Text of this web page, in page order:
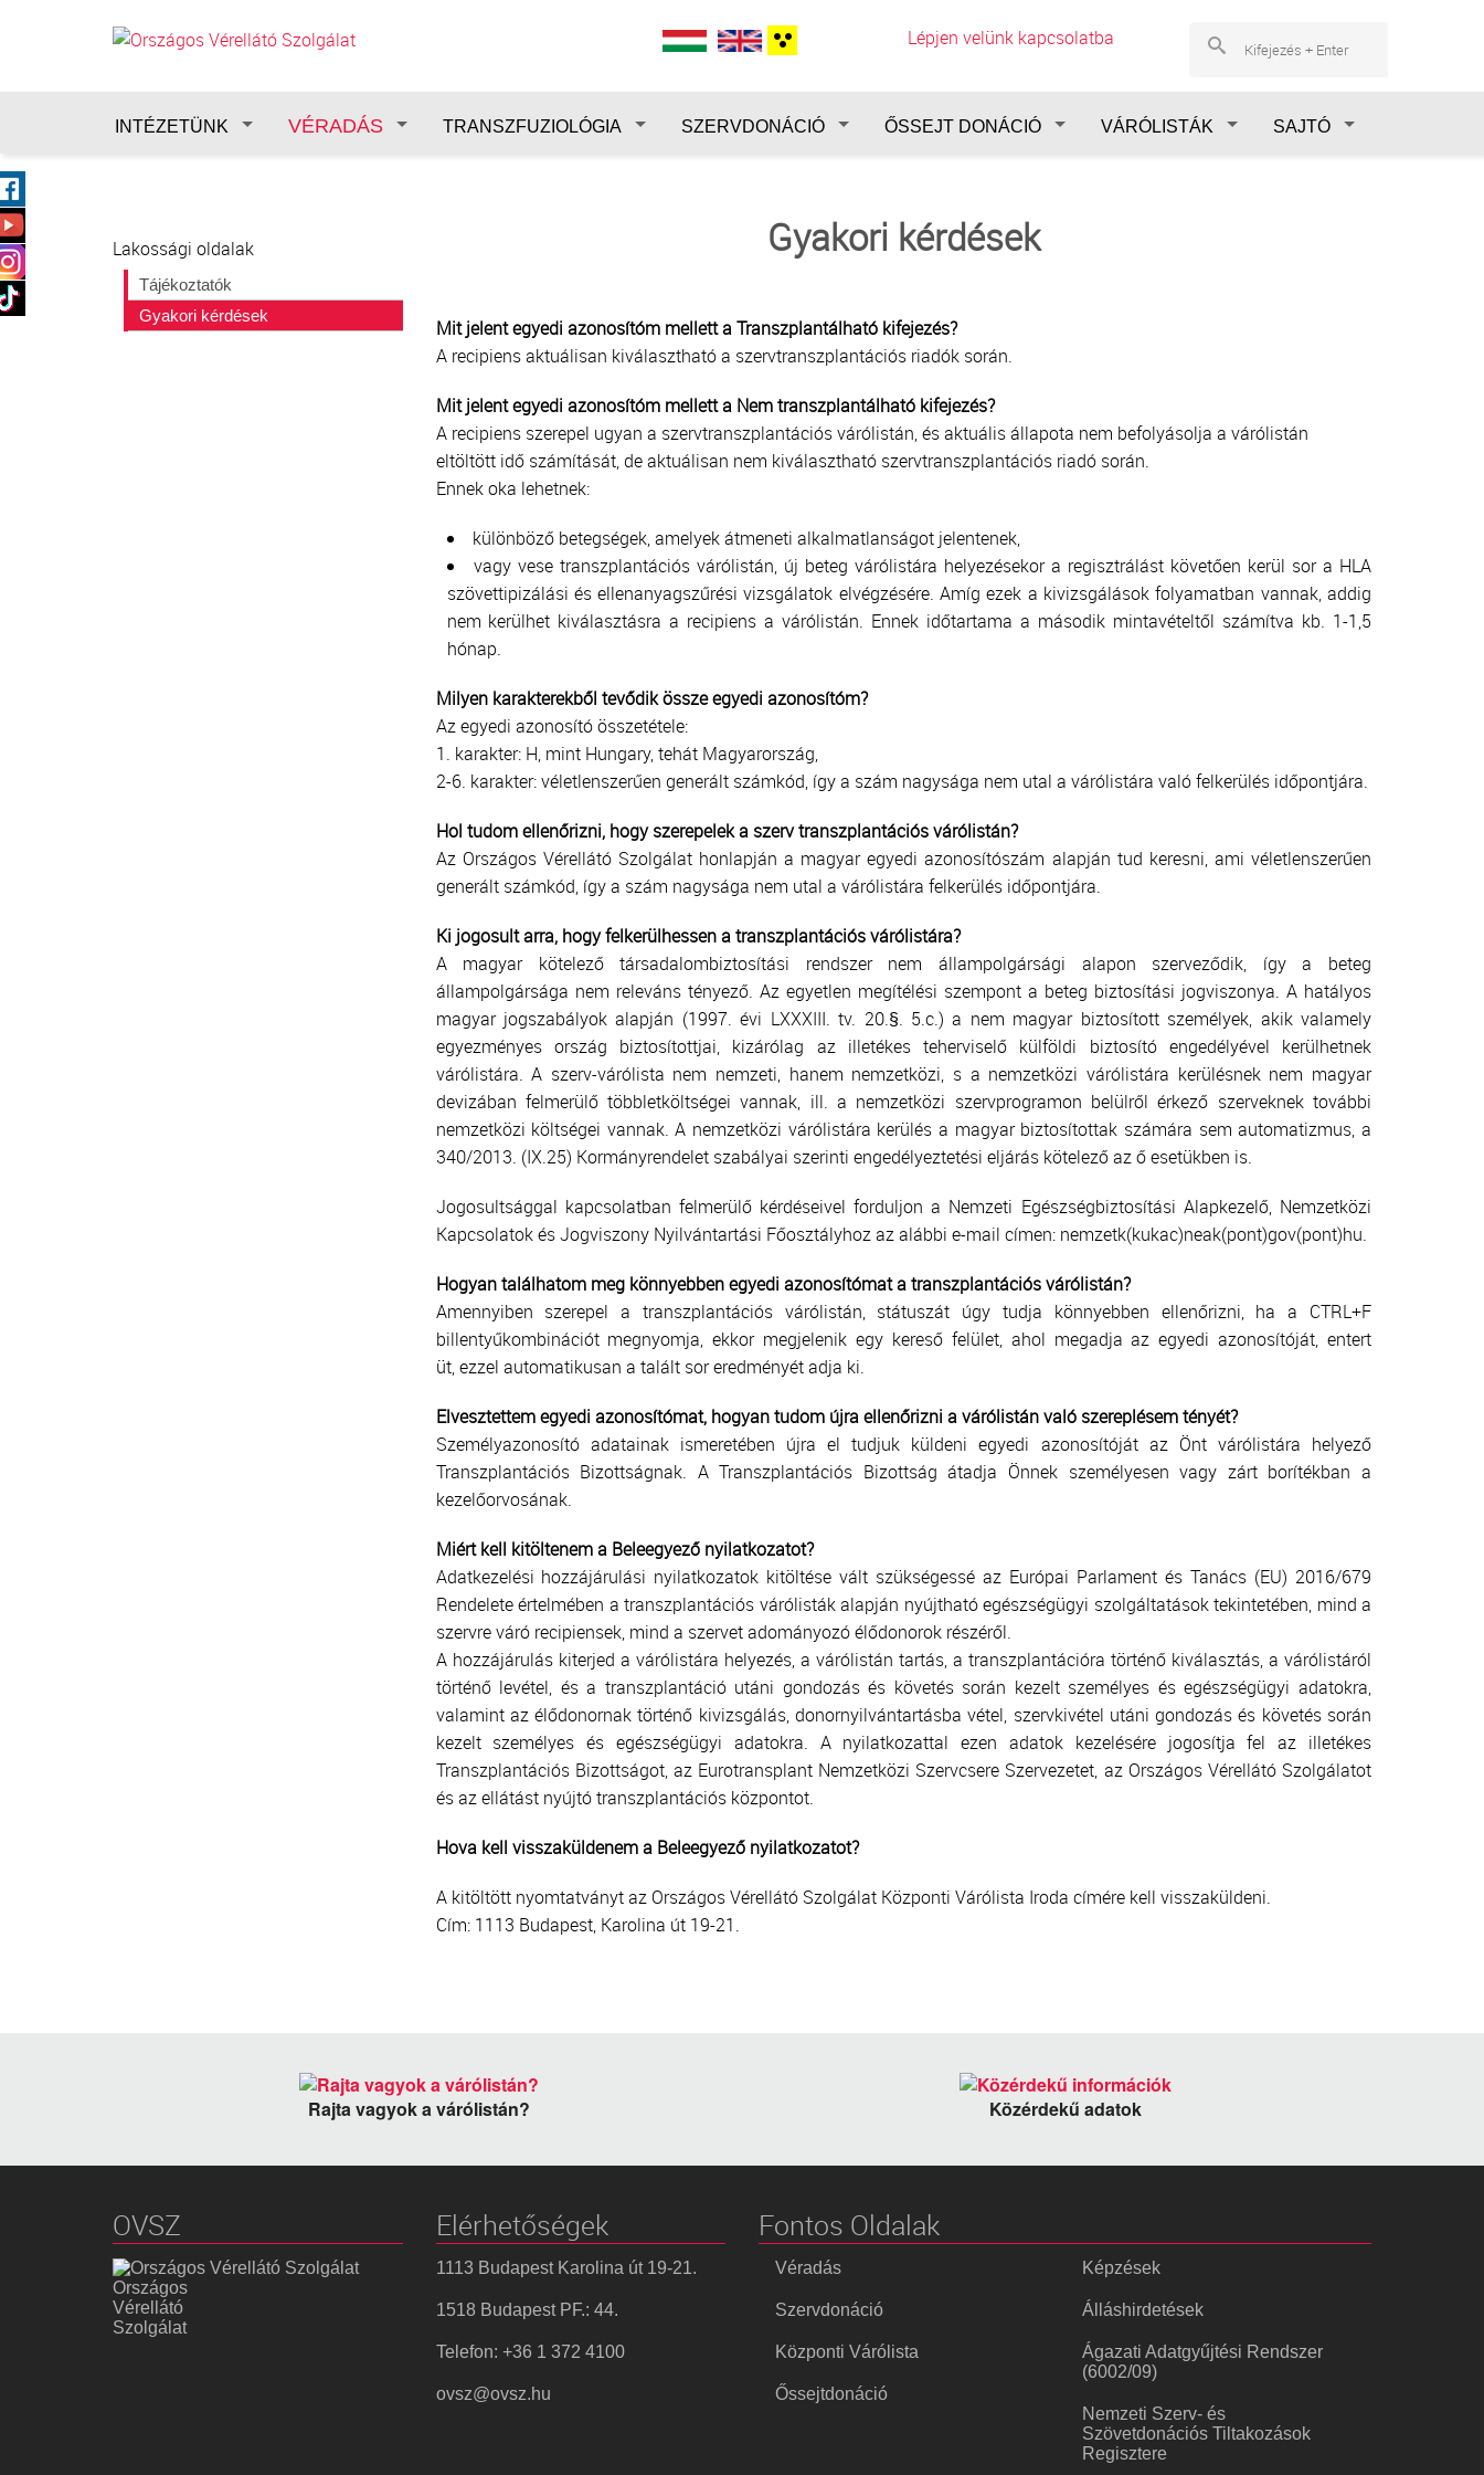
Lépjen velünk kapcsolatba
INTÉZETÜNK VÉRADÁS TRANSZFUZIOLÓGIA SZERVDONÁCIÓ ŐSSEJT DONÁCIÓ VÁRÓLISTÁK SAJTÓ
Gyakori kérdések
Mit jelent egyedi azonosítóm mellett a Transzplantálható kifejezés?
A recipiens aktuálisan kiválasztható a szervtranszplantációs riadók során.
Mit jelent egyedi azonosítóm mellett a Nem transzplantálható kifejezés?
A recipiens szerepel ugyan a szervtranszplantációs várólistán, és aktuális állapota nem befolyásolja a várólistán
eltöltött idő számítását, de aktuálisan nem kiválasztható szervtranszplantációs riadó során.
Ennek oka lehetnek:
különböző betegségek, amelyek átmeneti alkalmatlanságot jelentenek,
vagy vese transzplantációs várólistán, új beteg várólistára helyezésekor a regisztrálást követően kerül sor a HLA
szövettipizálási és ellenanyagszűrési vizsgálatok elvégzésére. Amíg ezek a kivizsgálások folyamatban vannak, addig
nem kerülhet kiválasztásra a recipiens a várólistán. Ennek időtartama a második mintavételtől számítva kb. 1-1,5
hónap.
Milyen karakterekből tevődik össze egyedi azonosítóm?
Az egyedi azonosító összetétele:
1. karakter: H, mint Hungary, tehát Magyarország,
2-6. karakter: véletlenszerűen generált számkód, így a szám nagysága nem utal a várólistára való felkerülés időpontjára.
Hol tudom ellenőrizni, hogy szerepelek a szerv transzplantációs várólistán?
Az Országos Vérellátó Szolgálat honlapján a magyar egyedi azonosítószám alapján tud keresni, ami véletlenszerűen
generált számkód, így a szám nagysága nem utal a várólistára felkerülés időpontjára.
Ki jogosult arra, hogy felkerülhessen a transzplantációs várólistára?
A magyar kötelező társadalombiztosítási rendszer nem állampolgársági alapon szerveződik, így a beteg
állampolgársága nem releváns tényező. Az egyetlen megítélési szempont a beteg biztosítási jogviszonya. A hatályos
magyar jogszabályok alapján (1997. évi LXXXIII. tv. 20.§. 5.c.) a nem magyar biztosított személyek, akik valamely
egyezményes ország biztosítottjai, kizárólag az illetékes teherviselő külföldi biztosító engedélyével kerülhetnek
várólistára. A szerv-várólista nem nemzeti, hanem nemzetközi, s a nemzetközi várólistára kerülésnek nem magyar
devizában felmerülő többletköltségei vannak, ill. a nemzetközi szervprogramon belülről érkező szerveknek további
nemzetközi költségei vannak. A nemzetközi várólistára kerülés a magyar biztosítottak számára sem automatizmus, a
340/2013. (IX.25) Kormányrendelet szabályai szerinti engedélyeztetési eljárás kötelező az ő esetükben is.
Jogosultsággal kapcsolatban felmerülő kérdéseivel forduljon a Nemzeti Egészségbiztosítási Alapkezelő, Nemzetközi
Kapcsolatok és Jogviszony Nyilvántartási Főosztályhoz az alábbi e-mail címen: nemzetk(kukac)neak(pont)gov(pont)hu.
Hogyan találhatom meg könnyebben egyedi azonosítómat a transzplantációs várólistán?
Amennyiben szerepel a transzplantációs várólistán, státuszát úgy tudja könnyebben ellenőrizni, ha a CTRL+F
billentyűkombinációt megnyomja, ekkor megjelenik egy kereső felület, ahol megadja az egyedi azonosítóját, entert
üt, ezzel automatikusan a talált sor eredményét adja ki.
Elvesztettem egyedi azonosítómat, hogyan tudom újra ellenőrizni a várólistán való szereplésem tényét?
Személyazonosító adatainak ismeretében újra el tudjuk küldeni egyedi azonosítóját az Önt várólistára helyező
Transzplantációs Bizottságnak. A Transzplantációs Bizottság átadja Önnek személyesen vagy zárt borítékban a
kezelőorvosának.
Miért kell kitöltenem a Beleegyező nyilatkozatot?
Adatkezelési hozzájárulási nyilatkozatok kitöltése vált szükségessé az Európai Parlament és Tanács (EU) 2016/679
Rendelete értelmében a transzplantációs várólisták alapján nyújtható egészségügyi szolgáltatások tekintetében, mind a
szervre váró recipiensek, mind a szervet adományozó élődonorok részéről.
A hozzájárulás kiterjed a várólistára helyezés, a várólistán tartás, a transzplantációra történő kiválasztás, a várólistáról
történő levétel, és a transzplantáció utáni gondozás és követés során kezelt személyes és egészségügyi adatokra,
valamint az élődonornak történő kivizsgálás, donornyilvántartásba vétel, szervkivétel utáni gondozás és követés során
kezelt személyes és egészségügyi adatokra. A nyilatkozattal ezen adatok kezelésére jogosítja fel az illetékes
Transzplantációs Bizottságot, az Eurotransplant Nemzetközi Szervcsere Szervezetet, az Országos Vérellátó Szolgálatot
és az ellátást nyújtó transzplantációs központot.
Hova kell visszaküldenem a Beleegyező nyilatkozatot?
A kitöltött nyomtatványt az Országos Vérellátó Szolgálat Központi Várólista Iroda címére kell visszaküldeni.
Cím: 1113 Budapest, Karolina út 19-21.
Lakossági oldalak
Tájékoztatók
Gyakori kérdések
Rajta vagyok a várólistán? Közérdekű adatok
OVSZ
Országos
Vérellátó
Szolgálat
Elérhetőségek
1113 Budapest Karolina út 19-21.
1518 Budapest PF.: 44.
Telefon: +36 1 372 4100
ovsz@ovsz.hu
Fontos Oldalak
Véradás
Szervdonáció
Központi Várólista
Őssejtdonáció
Képzések
Álláshirdetések
Ágazati Adatgyűjtési Rendszer
(6002/09)
Nemzeti Szerv- és
Szövetdonációs Tiltakozások
Regisztere